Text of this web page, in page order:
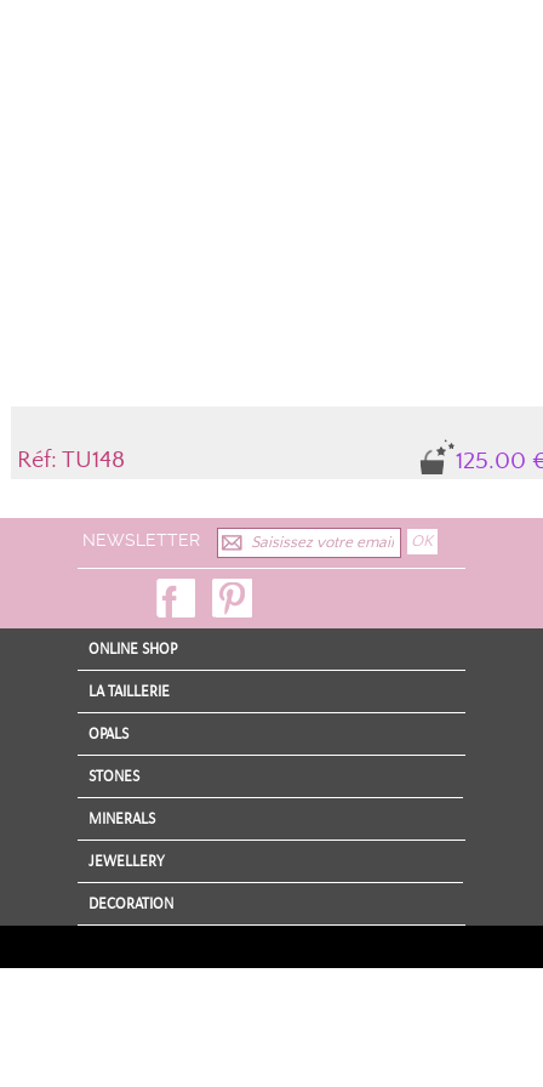
125.00
Réf: TU148
NEWSLETTER
ONLINE SHOP
LA TAILLERIE
OPALS
STONES
MINERALS
JEWELLERY
DECORATION